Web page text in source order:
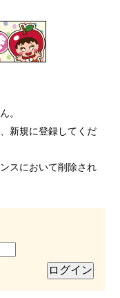
。
新規に登録してくだ
スにおいて削除され